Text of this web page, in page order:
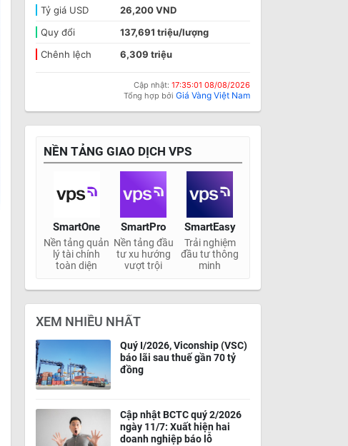
Tỷ giá USD
26,200 VND
Quy đổi
137,691 triệu/lượng
Chênh lệch
6,309 triệu
Cập nhật: 17:35:01 08/08/2026
Tổng hợp bởi Giá Vàng Việt Nam
NỀN TẢNG GIAO DỊCH VPS
SmartOne SmartPro SmartEasy
Nền tảng quản
lý tài chính
toàn diện
Nền tảng đầu
tư xu hướng
vượt trội
Trải nghiệm
đầu tư thông
minh
XEM NHIỀU NHẤT
Quý I/2026, Viconship (VSC)
báo lãi sau thuế gần 70 tỷ
đồng
Cập nhật BCTC quý 2/2026
ngày 11/7: Xuất hiện hai
doanh nghiệp báo lỗ